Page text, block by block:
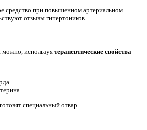
средство при повышенном артериальном
отзывы гипертоников.
можно, используя терапевтические свойства
специальный отвар.